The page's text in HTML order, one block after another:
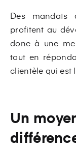
Des mandats
profitent au
donc à une
tout en
clientèle qui est
Un